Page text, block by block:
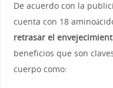
De acuerdo con la
cuenta con 18
retrasar el
beneficios que son
cuerpo como: